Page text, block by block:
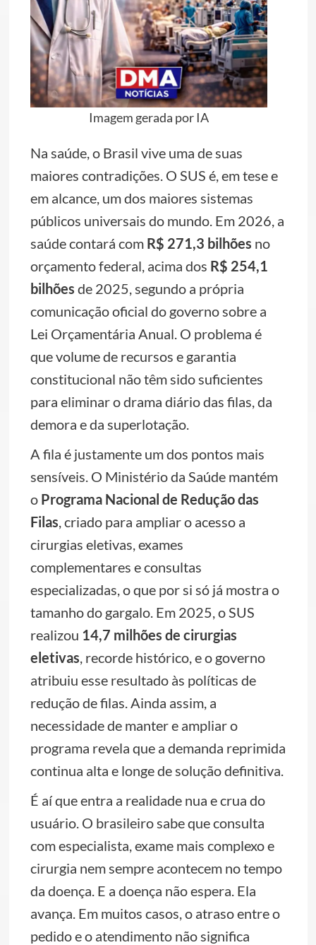
Imagem gerada por IA
Na saúde, o Brasil vive uma de suas
maiores contradições. O SUS é, em tese e
em alcance, um dos maiores sistemas
públicos universais do mundo. Em 2026, a
saúde contará com R$ 271,3 bilhões no
orçamento federal, acima dos R$ 254,1
bilhões de 2025, segundo a própria
comunicação oficial do governo sobre a
Lei Orçamentária Anual. O problema é
que volume de recursos e garantia
constitucional não têm sido suficientes
para eliminar o drama diário das filas, da
demora e da superlotação.
A fila é justamente um dos pontos mais
sensíveis. O Ministério da Saúde mantém
o Programa Nacional de Redução das
Filas, criado para ampliar o acesso a
cirurgias eletivas, exames
complementares e consultas
especializadas, o que por si só já mostra o
tamanho do gargalo. Em 2025, o SUS
realizou 14,7 milhões de cirurgias
eletivas, recorde histórico, e o governo
atribuiu esse resultado às políticas de
redução de filas. Ainda assim, a
necessidade de manter e ampliar o
programa revela que a demanda reprimida
continua alta e longe de solução definitiva.
É aí que entra a realidade nua e crua do
usuário. O brasileiro sabe que consulta
com especialista, exame mais complexo e
cirurgia nem sempre acontecem no tempo
da doença. E a doença não espera. Ela
avança. Em muitos casos, o atraso entre o
pedido e o atendimento não significa